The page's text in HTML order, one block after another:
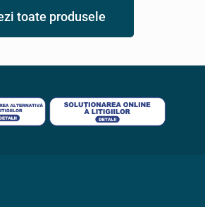
toate produsele